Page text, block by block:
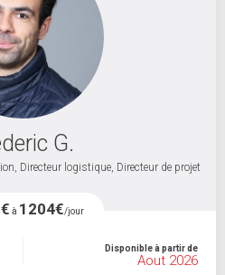
G.
Directeur logistique, Directeur de projet
à 1204€/jour
Disponible à partir de
Aout 2026